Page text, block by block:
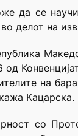
да се
делот на
на
Кацарска.
со